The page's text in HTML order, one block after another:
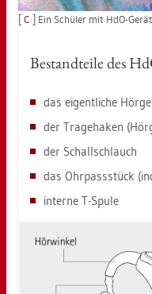
[C ] Ein Schü­ler mit HdO-Gerät
Be­stand­tei­le des
das ei­gent­li­che
der Tra­ge­ha­ken
der Schall­schlauch
das Ohr­pass­stück
in­ter­ne T-Spule